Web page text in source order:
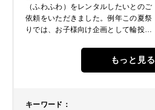
（ふわふわ）をレンタルしたいとのご
依頼をいただきました。例年この夏祭
りでは、お子様向け企画として輪投げ
ですが、マンネリ化してきたため新し
いものを取り入れたいと思い探してい
もっと見る
キーワード ：